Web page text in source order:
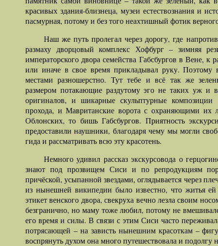
красивых здания-близнеца, музеи естествознания и
пасмурная, потому и без того неахтишный фотик
Наш же путь пролегал через дорогу, где
размаху дворцовый комплекс Хофбург – зимняя
императорского двора семейства Габсбургов в Вене,
или иначе в свое время прикладывал руку. Поэтому
местами разношерстно. Тут тебе и всё так же
размером потакающие раздутому эго не таких уж и
оригиналов, и шикарные скульптурные
прохода, и Мавританские ворота с охраняющими их
Облонских, то бишь Габсбургов. Приятность
предоставили наушники, благодаря чему мы могли
гида и рассматривать всю эту красотень.
Немного удивил рассказ экскурсовода о
знают под прозвищем Сиси и по репродукциям
причёской, усыпанной звездами, оглядывается через
из нынешней википедии было известно, что житья
этикет венского двора, свекруха вечно лезла своим
безгранично, но маму тоже любил, потому не
его время и силы. В связи с этим Сиси часто
потрясающей – на зависть нынешним красоткам –
воспрянуть духом она много путешествовала и подолгу